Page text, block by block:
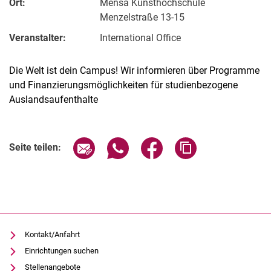
Ort:
Mensa Kunsthochschule
Menzelstraße 13-15
Veranstalter:
International Office
Die Welt ist dein Campus! Wir informieren über Programme
und Finanzierungsmöglichkeiten für studienbezogene
Auslandsaufenthalte
Seite teilen: Seite über E-Mail teilen
Seite über WhatsApp teilen
Seite über Facebook
Kontakt/Anfahrt
Einrichtungen suchen
Stellenangebote